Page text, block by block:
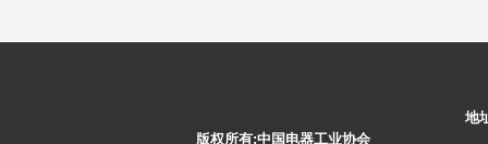
版权所有:中国电器工业协会
地